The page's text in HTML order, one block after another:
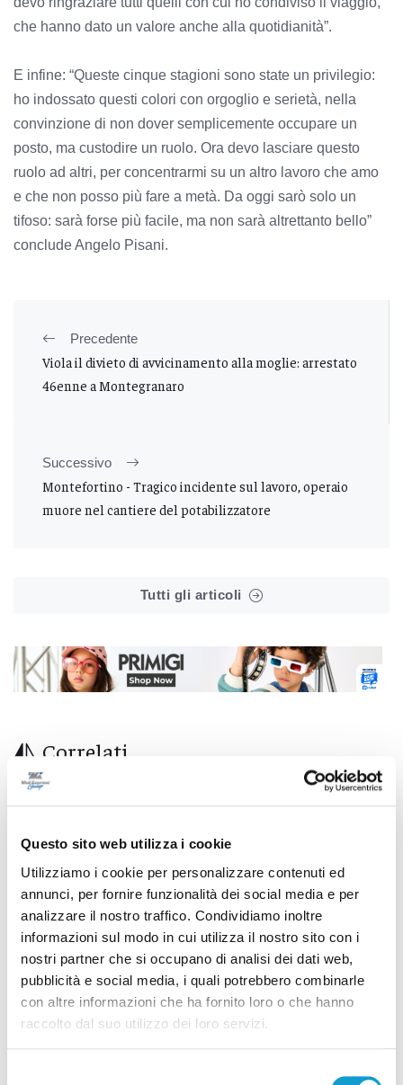
Questo sito web utilizza i cookie
Utilizziamo i cookie per personalizzare contenuti ed
annunci, per fornire funzionalità dei social media e per
analizzare il nostro traffico. Condividiamo inoltre
informazioni sul modo in cui utilizza il nostro sito con i
nostri partner che si occupano di analisi dei dati web,
pubblicità e social media, i quali potrebbero combinarle
con altre informazioni che ha fornito loro o che hanno
raccolto dal suo utilizzo dei loro servizi.
che hanno dato un valore anche alla quotidianità”.
E infine: “Queste cinque stagioni sono state un privilegio:
ho indossato questi colori con orgoglio e serietà, nella
convinzione di non dover semplicemente occupare un
posto, ma custodire un ruolo. Ora devo lasciare questo
ruolo ad altri, per concentrarmi su un altro lavoro che amo
e che non posso più fare a metà. Da oggi sarò solo un
tifoso: sarà forse più facile, ma non sarà altrettanto bello”
conclude Angelo Pisani.
Precedente
Viola il divieto di avvicinamento alla moglie: arrestato
46enne a Montegranaro
Successivo
Montefortino - Tragico incidente sul lavoro, operaio
muore nel cantiere del potabilizzatore
Tutti gli articoli
Correlati